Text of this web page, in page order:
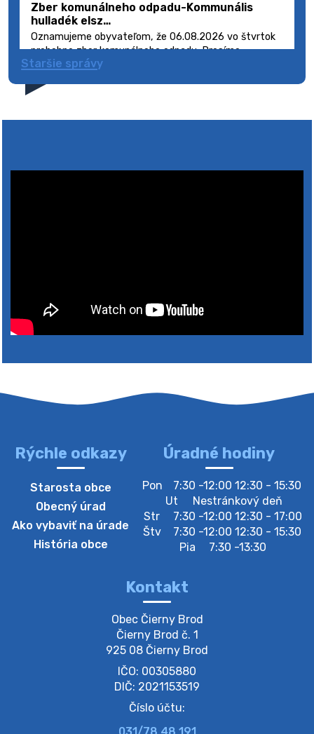
Zber komunálneho odpadu-Kommunális
hulladék elsz…
Oznamujeme obyvateľom, že 06.08.2026 vo štvrtok
prebehne zber komunálneho odpadu. Prosíme
obyvateľov, aby smetné nádoby s odpadom vyložili
5. augusta 2026 08:41
4. augusta 2026 10:05
Zberný dvor-Gyűjtőudvar
Oznamujeme obyvateľom, že v stredu 05. augusta
bude zberný dvor zatvorený. Értesítjük a lakosokat,
hogy szerdán augusztus 05-én a gyűjtőudvar zárva
lesz https://ciernybrod.sk?p=214…
Zber separovaného odpadu plastu-
Szeparált műanya…
Oznamujeme obyvateľom, že v stredu 05. augusta
prebehne zber separovaného odpadu plastu. Prosíme
obyvateľov, aby vrecia s odpadom vyložili pred dom už
večer vopred, nakoľko firma F…
4. augusta 2026 09:51
Staršie správy
Rýchle odkazy
Starosta obce
Obecný úrad
Ako vybaviť na úrade
História obce
Úradné hodiny
Pon
7:30 -12:00 12:30 - 15:30
Ut
Nestránkový deň
Str
7:30 -12:00 12:30 - 17:00
Štv
7:30 -12:00 12:30 - 15:30
Pia
7:30 -13:30
Kontakt
Obec Čierny Brod
Čierny Brod č. 1
925 08 Čierny Brod
IČO: 00305880
DIČ: 2021153519
Číslo účtu: